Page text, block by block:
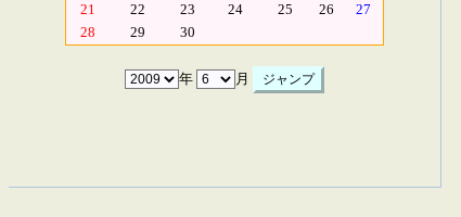
21
22 23 24 25 26
27
28
29 30
年 月